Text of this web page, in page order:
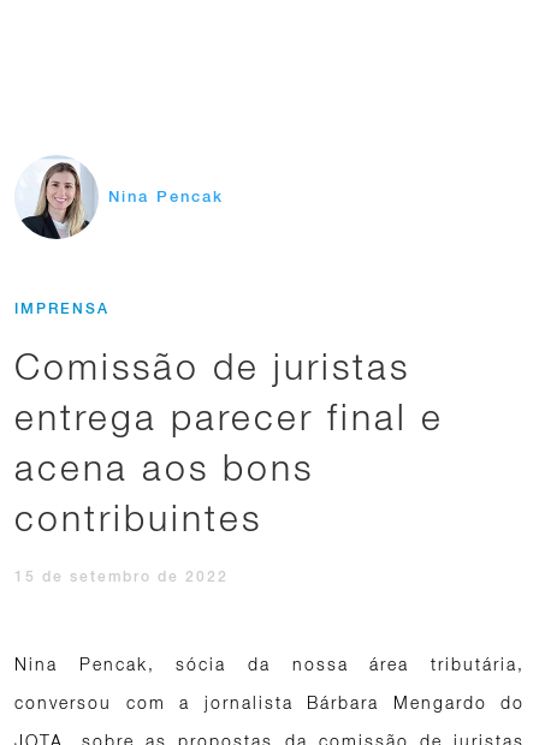
Nina Pencak
IMPRENSA
Comissão de juristas
entrega parecer final e
acena aos bons
contribuintes
15 de setembro de 2022
Nina Pencak, sócia da nossa área tributária,
conversou com a jornalista Bárbara Mengardo do
JOTA, sobre as propostas da comissão de juristas